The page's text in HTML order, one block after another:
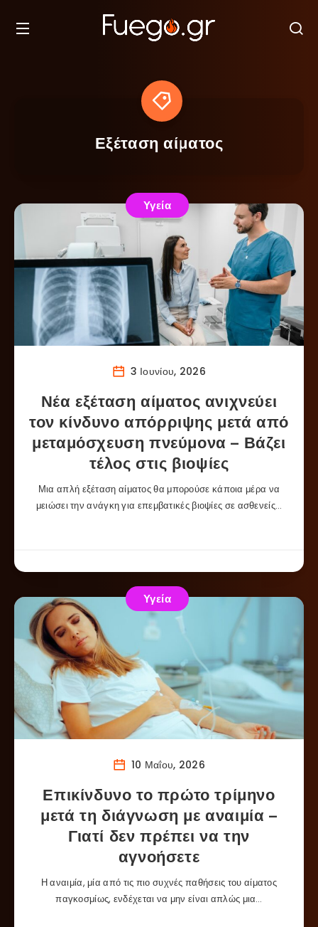
Εξέταση αίματος
Υγεία
3 Ιουνίου, 2026
Νέα εξέταση αίματος ανιχνεύει
τον κίνδυνο απόρριψης μετά από
μεταμόσχευση πνεύμονα – Βάζει
τέλος στις βιοψίες
Μια απλή εξέταση αίματος θα μπορούσε κάποια μέρα να
μειώσει την ανάγκη για επεμβατικές βιοψίες σε ασθενείς…
Υγεία
10 Μαΐου, 2026
Επικίνδυνο το πρώτο τρίμηνο
μετά τη διάγνωση με αναιμία –
Γιατί δεν πρέπει να την
αγνοήσετε
Η αναιμία, μία από τις πιο συχνές παθήσεις του αίματος
παγκοσμίως, ενδέχεται να μην είναι απλώς μια…